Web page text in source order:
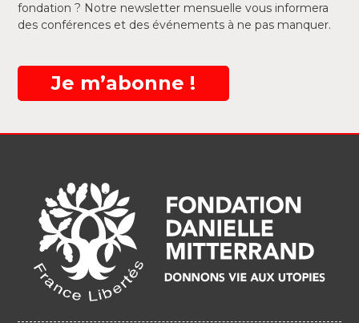
fondation ? Notre newsletter mensuelle vous informera
des conférences et des événements à ne pas manquer.
Je m’abonne !